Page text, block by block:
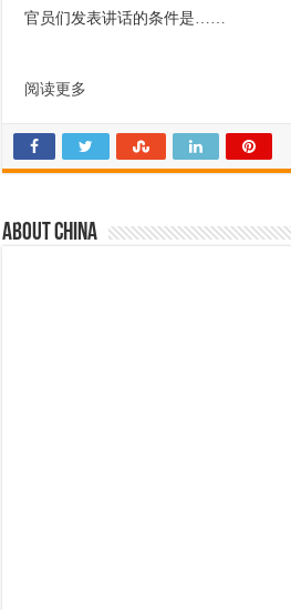
官员们发表讲话的条件是……
阅读更多
About china